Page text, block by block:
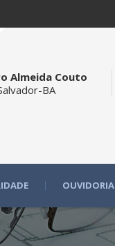
Almeida Couto
BA
OUVIDORIA